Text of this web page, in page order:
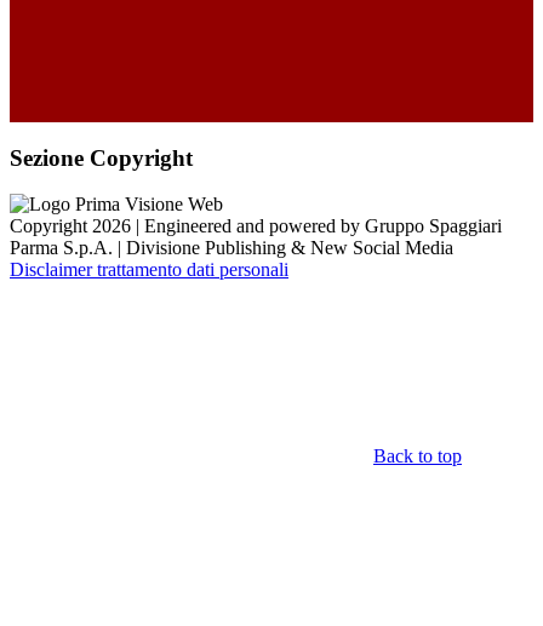
Sezione Copyright
Copyright 2026 | Engineered and powered by Gruppo Spaggiari
Parma S.p.A. | Divisione Publishing & New Social Media
Disclaimer trattamento dati personali
Back to top